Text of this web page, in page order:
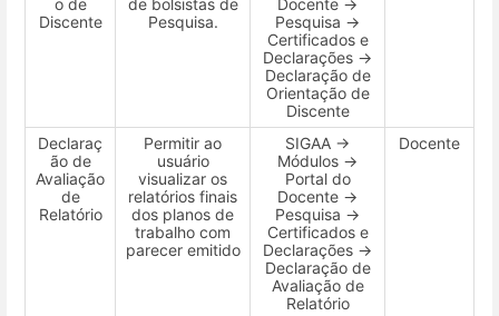
o de
Discente
de bolsistas de
Pesquisa.
Docente →
Pesquisa →
Certificados e
Declarações →
Declaração de
Orientação de
Discente
Declaraç
ão de
Avaliação
de
Relatório
Permitir ao
usuário
visualizar os
relatórios finais
dos planos de
trabalho com
parecer emitido
SIGAA →
Módulos →
Portal do
Docente →
Pesquisa →
Certificados e
Declarações →
Declaração de
Avaliação de
Relatório
Docente